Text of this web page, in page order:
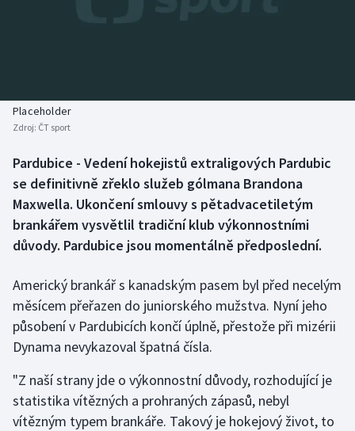
Biatlon
Box
Curling
Florbal
Futsal
Golf
Gymnastika
Aplikace ČT sport
Placeholder
Zdroj: ČT sport
Pardubice - Vedení hokejistů extraligových Pardubic
se definitivně zřeklo služeb gólmana Brandona
Maxwella. Ukončení smlouvy s pětadvacetiletým
brankářem vysvětlil tradiční klub výkonnostními
důvody. Pardubice jsou momentálně předposlední.
Americký brankář s kanadským pasem byl před necelým
měsícem přeřazen do juniorského mužstva. Nyní jeho
působení v Pardubicích končí úplně, přestože při mizérii
Dynama nevykazoval špatná čísla.
"Z naší strany jde o výkonnostní důvody, rozhodující je
statistika vítězných a prohraných zápasů, nebyl
vítězným typem brankáře. Takový je hokejový život, to